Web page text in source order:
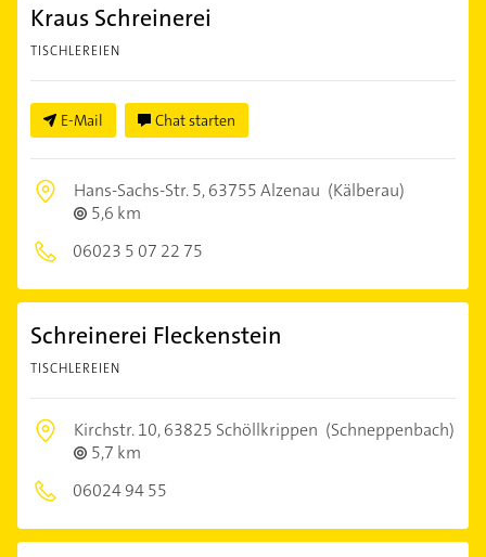
Kraus Schreinerei
TISCHLEREIEN
E-Mail Chat starten
Hans-Sachs-Str. 5,63755 Alzenau (Kälberau)
5,6 km
06023 5 07 22 75
Schreinerei Fleckenstein
TISCHLEREIEN
Kirchstr. 10,63825 Schöllkrippen (Schneppenbach)
5,7 km
06024 94 55